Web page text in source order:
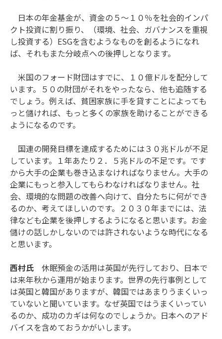
日本の年金基金が、資金の５～１０％を社会的インパ
クト投資に割り振り、（環境、社会、ガバナンスを重視
し投資する）ESGを含むようなものを創るようになれ
ば、それもまた分岐点への後押しとなります。
米国のフォード財団はすでに、１０億ドルを配分して
います。５０の財団がそれをやったなら、他も追随する
でしょう。例えば、貧困家族に手を貸すことによっても
っと儲ければ、もっと多くの家族を助けることができる
ようになるのです。
国連の開発目標を達成するためには３０兆ドルが不足
しています。１年あたり２．５兆ドルの不足です。です
から大手の企業も巻き込まなければなりません。大手の
企業にもっと参入してもらわなければなりません。社
会、環境的な問題の改善へ向けて、自分たちに何ができ
るのか、考えてほしいのです。２０３０年までには、法
律なども企業を後押しするようになると思います。お金
儲けの話しかしないのでは許されないような時代になる
と思います。
西村氏 休眠預金の活用は英国が先行しており、日本で
は来年秋から運用が始まります。世界の先行事例として
は英国と韓国がありますが、韓国ではあまりうまくいっ
ていないと聞いています。なぜ英国ではうまくいってい
るのか、成功のカギは何なのでしょうか。日本へのアド
バイスを含めておうかがいします。